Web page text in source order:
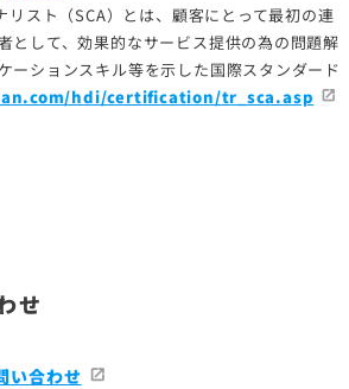
スト（SCA）とは、顧客にとって最初の連
として、効果的なサービス提供の為の問題解
ーションスキル等を示した国際スタンダード
hdi/certification/tr_sca.asp
せ
い合わせ